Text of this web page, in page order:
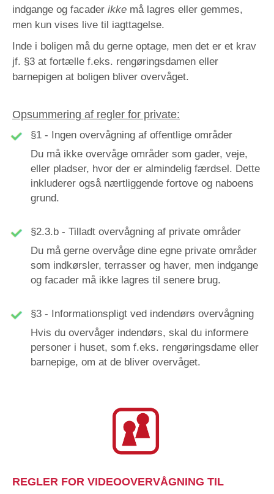
indgange og facader ikke må lagres eller gemmes,
men kun vises live til iagttagelse.
Inde i boligen må du gerne optage, men det er et krav
jf. §3 at fortælle f.eks. rengøringsdamen eller
barnepigen at boligen bliver overvåget.
Opsummering af regler for private:
§1 - Ingen overvågning af offentlige områder
Du må ikke overvåge områder som gader, veje,
eller pladser, hvor der er almindelig færdsel. Dette
inkluderer også nærtliggende fortove og naboens
grund.
§2.3.b - Tilladt overvågning af private områder
Du må gerne overvåge dine egne private områder
som indkørsler, terrasser og haver, men indgange
og facader må ikke lagres til senere brug.
§3 - Informationspligt ved indendørs overvågning
Hvis du overvåger indendørs, skal du informere
personer i huset, som f.eks. rengøringsdame eller
barnepige, om at de bliver overvåget.
REGLER FOR VIDEOOVERVÅGNING TIL